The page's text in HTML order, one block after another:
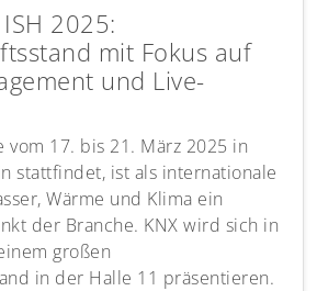
2025:
mit Fokus auf
und Live-
vom 17. bis 21. März 2025 in
stattfindet, ist als internationale
Wärme und Klima ein
der Branche. KNX wird sich in
großen
in der Halle 11 präsentieren.